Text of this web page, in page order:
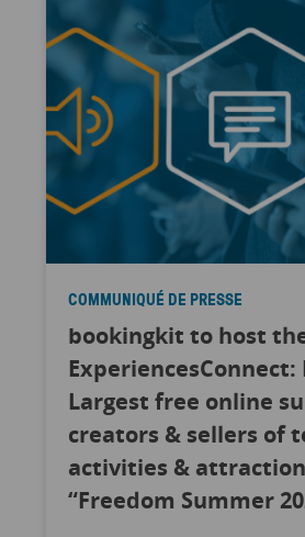
COMMUNIQUÉ DE PRESSE
bookingkit to host
ExperiencesConnect:
Largest free online
creators & sellers of
activities &
“Freedom Summer